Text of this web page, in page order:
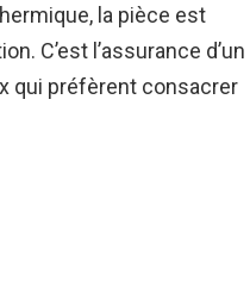
la pièce est
C’est l’assurance d’un
qui préfèrent consacrer